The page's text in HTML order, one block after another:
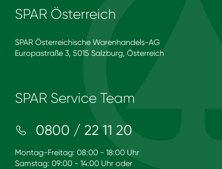
SPAR Österreich
SPAR Österreichische Warenhandels-AG
Europastraße 3, 5015 Salzburg, Österreich
SPAR Service Team
0800 / 22 11 20
Montag-Freitag: 08:00 - 18:00 Uhr
Samstag: 09:00 - 14:00 Uhr oder